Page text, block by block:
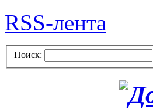
RSS-лента
Поиск: